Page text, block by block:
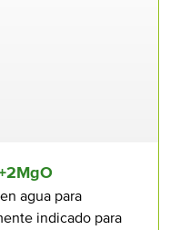
agua para
indicado para